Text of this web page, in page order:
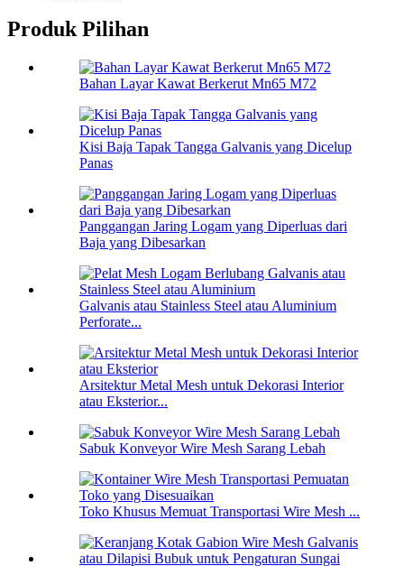
Produk Pilihan
Bahan Layar Kawat Berkerut Mn65 M72
Kisi Baja Tapak Tangga Galvanis yang Dicelup
Panas
Panggangan Jaring Logam yang Diperluas dari
Baja yang Dibesarkan
Galvanis atau Stainless Steel atau Aluminium
Perforate...
Arsitektur Metal Mesh untuk Dekorasi Interior
atau Eksterior...
Sabuk Konveyor Wire Mesh Sarang Lebah
Toko Khusus Memuat Transportasi Wire Mesh ...